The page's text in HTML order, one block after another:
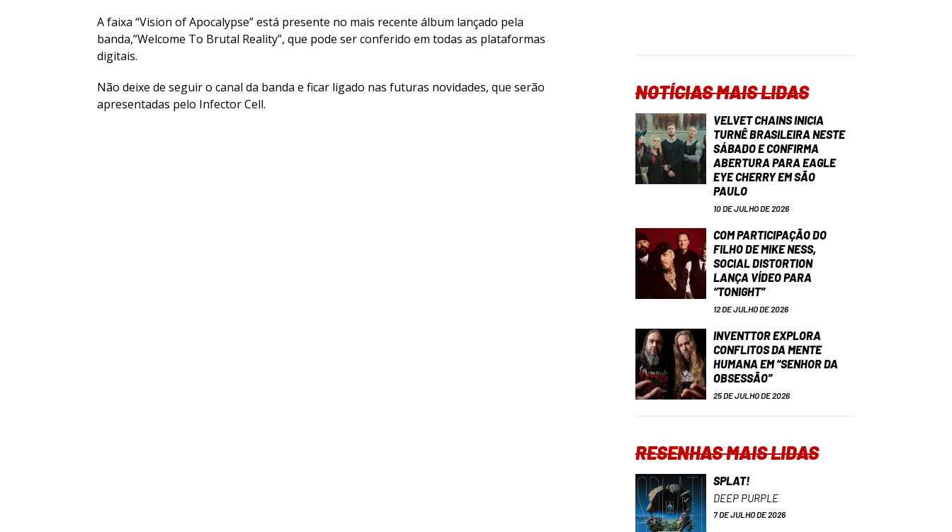
A faixa “Vision of Apocalypse” está presente no mais recente álbum lançado pela
banda,”Welcome To Brutal Reality”, que pode ser conferido em todas as plataformas
digitais.
Não deixe de seguir o canal da banda e ficar ligado nas futuras novidades, que serão
apresentadas pelo Infector Cell.
NOTÍCIAS MAIS LIDAS
VELVET CHAINS INICIA
TURNÊ BRASILEIRA NESTE
SÁBADO E CONFIRMA
ABERTURA PARA EAGLE
EYE CHERRY EM SÃO
PAULO
10 DE JULHO DE 2026
COM PARTICIPAÇÃO DO
FILHO DE MIKE NESS,
SOCIAL DISTORTION
LANÇA VÍDEO PARA
“TONIGHT”
12 DE JULHO DE 2026
INVENTTOR EXPLORA
CONFLITOS DA MENTE
HUMANA EM “SENHOR DA
OBSESSÃO”
25 DE JULHO DE 2026
RESENHAS MAIS LIDAS
SPLAT!
DEEP PURPLE
7 DE JULHO DE 2026